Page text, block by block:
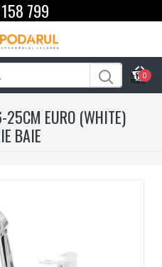
799
0
EURO (WHITE)
BAIE